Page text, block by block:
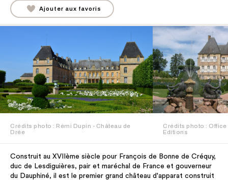
Ajouter aux favoris
Crédits photo : Rémi Dupin - Château de
Drée
Crédits photo : Office
Editions
Construit au XVIIème siècle pour François de Bonne de Créquy,
duc de Lesdiguières, pair et maréchal de France et gouverneur
du Dauphiné, il est le premier grand château d'apparat construit